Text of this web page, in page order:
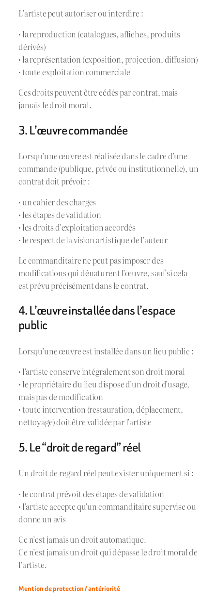
L’artiste peut autoriser ou interdire :
• la reproduction (catalogues, affiches, produits
dérivés)
• la représentation (exposition, projection, diffusion)
• toute exploitation commerciale
Ces droits peuvent être cédés par contrat, mais
jamais le droit moral.
3. L’œuvre commandée
Lorsqu’une œuvre est réalisée dans le cadre d’une
commande (publique, privée ou institutionnelle), un
contrat doit prévoir :
• un cahier des charges
• les étapes de validation
• les droits d’exploitation accordés
• le respect de la vision artistique de l’auteur
Le commanditaire ne peut pas imposer des
modifications qui dénaturent l’œuvre, sauf si cela
est prévu précisément dans le contrat.
4. L’œuvre installée dans l’espace
public
Lorsqu’une œuvre est installée dans un lieu public :
• l’artiste conserve intégralement son droit moral
• le propriétaire du lieu dispose d’un droit d’usage,
mais pas de modification
• toute intervention (restauration, déplacement,
nettoyage) doit être validée par l’artiste
5. Le “droit de regard” réel
Un droit de regard réel peut exister uniquement si :
• le contrat prévoit des étapes de validation
• l’artiste accepte qu’un commanditaire supervise ou
donne un avis
Ce n’est jamais un droit automatique.
Ce n’est jamais un droit qui dépasse le droit moral de
l’artiste.
Mention de protection / antériorité